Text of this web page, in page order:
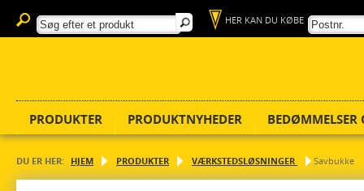
HER KAN DU KØBE
PRODUKTER PRODUKTNYHEDER BEDØMMELSER
DU ER HER: HJEM PRODUKTER VÆRKSTEDSLØSNINGER Savbukke